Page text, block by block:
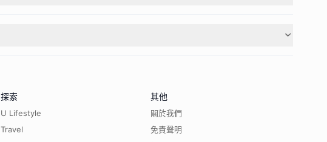
探索
U Lifestyle
Travel
其他
關於我們
免責聲明